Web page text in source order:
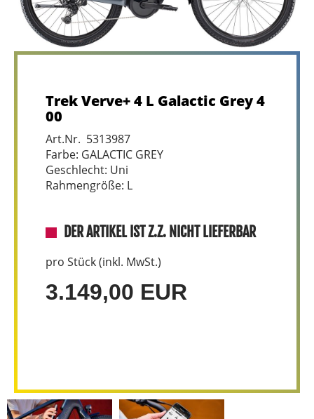
Trek Verve+ 4 L Galactic Grey 4
00
Art.Nr. 5313987
Farbe: GALACTIC GREY
Geschlecht: Uni
Rahmengröße: L
DER ARTIKEL IST Z.Z. NICHT LIEFERBAR
pro Stück (inkl. MwSt.)
3.149,00 EUR